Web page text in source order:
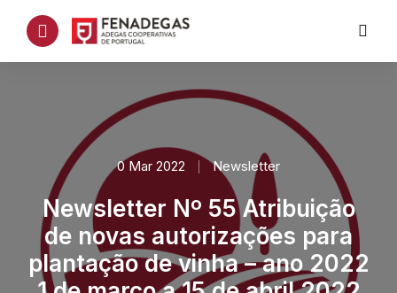
0 Mar 2022 Newsletter
Newsletter Nº 55 Atribuição
de novas autorizações para
plantação de vinha – ano 2022